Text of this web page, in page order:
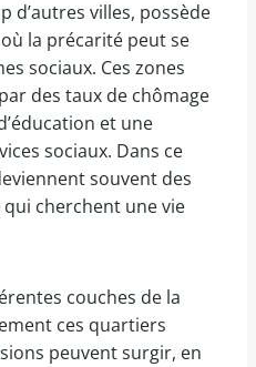
d’autres villes, possède
où la précarité peut se
sociaux. Ces zones
des taux de chômage
et une
sociaux. Dans ce
souvent des
cherchent une vie
couches de la
ces quartiers
peuvent surgir, en